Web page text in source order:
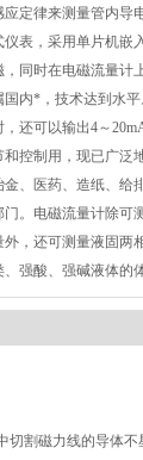
应定律来测量管内导
仪表，采用单片机嵌
，同时在电磁流量计
国内*，技术达到水
，还可以输出4～
和控制用，现已广泛
金、医药、造纸、给
门。电磁流量计除可
外，还可测量液固两
、强酸、强碱液体的
割磁力线的导体